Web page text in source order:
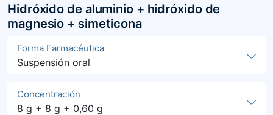
Hidróxido de aluminio + hidróxido de
magnesio + simeticona
Forma Farmacéutica
Suspensión oral
Concentración
8 g + 8 g + 0,60 g